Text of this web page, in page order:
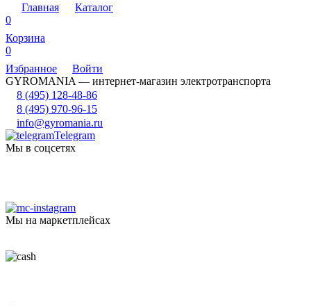
Главная
Каталог
0
Корзина
0
Избранное
Войти
GYROMANIA — интернет-магазин электротранспорта
8 (495) 128-48-86
8 (495) 970-96-15
info@gyromania.ru
Telegram
Мы в соцсетях
Мы на маркетплейсах